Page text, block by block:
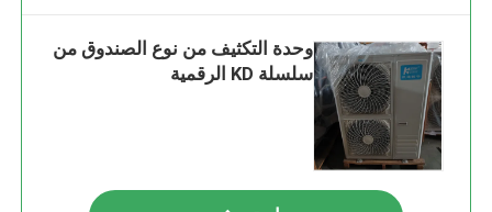
وحدة التكثيف من نوع الصندوق من
سلسلة KD الرقمية